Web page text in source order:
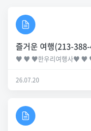
즐거운 여행(213-
♥ ♥ ♥한우리여행사♥ ♥ ♥
26.07.20